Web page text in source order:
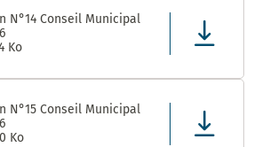
N°14 Conseil Municipal
Ko
N°15 Conseil Municipal
Ko